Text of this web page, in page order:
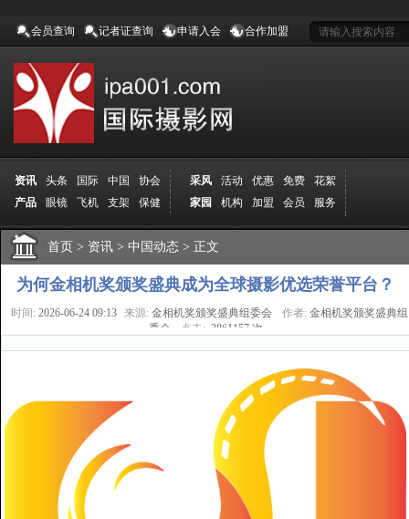
会员查询 记者证查询 申请入会 合作加盟
资讯 头条 国际 中国 协会 采风 活动 优惠 免费
花絮
产品
眼镜 飞机 支架 保健 家园 机构 加盟 会员
服务
地方
吉林 广西 山东 加拿大 空间 认证 寻友 发图
分享
学院
分院 导师 课程 报名 商城
媒体
记者 报纸 杂志 视频 展赛 赛事 展馆 直通车 更多
首页 > 资讯 > 中国动态 > 正文
为何金相机奖颁奖盛典成为全球摄影优选荣誉平台？
时间: 2026-06-24 09:13 来源: 金相机奖颁奖盛典组委会 作者: 金相机奖颁奖盛典组
委会
点击: 3861157 次